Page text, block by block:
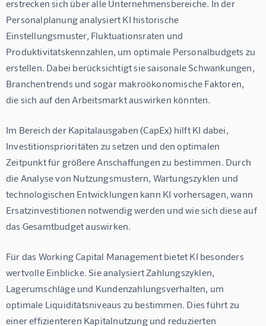
erstrecken sich über alle Unternehmensbereiche. In der
Personalplanung analysiert KI historische
Einstellungsmuster, Fluktuationsraten und
Produktivitätskennzahlen, um optimale Personalbudgets zu
erstellen. Dabei berücksichtigt sie saisonale Schwankungen,
Branchentrends und sogar makroökonomische Faktoren,
die sich auf den Arbeitsmarkt auswirken könnten.
Im Bereich der Kapitalausgaben (CapEx) hilft KI dabei,
Investitionsprioritäten zu setzen und den optimalen
Zeitpunkt für größere Anschaffungen zu bestimmen. Durch
die Analyse von Nutzungsmustern, Wartungszyklen und
technologischen Entwicklungen kann KI vorhersagen, wann
Ersatzinvestitionen notwendig werden und wie sich diese auf
das Gesamtbudget auswirken.
Für das Working Capital Management bietet KI besonders
wertvolle Einblicke. Sie analysiert Zahlungszyklen,
Lagerumschläge und Kundenzahlungsverhalten, um
optimale Liquiditätsniveaus zu bestimmen. Dies führt zu
einer effizienteren Kapitalnutzung und reduzierten